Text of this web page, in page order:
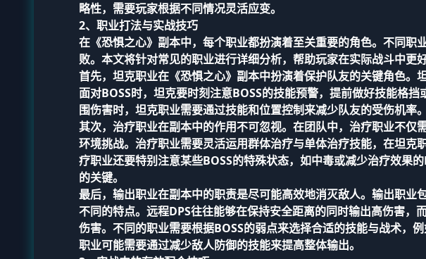
略性，需要玩家根据不同情况灵活应变。
2、职业打法与实战技巧
在《恐惧之心》副本中，每个职业都扮演着至关重要的角色。不同职
败。本文将针对常见的职业进行详细分析，帮助玩家在实际战斗中更
首先，坦克职业在《恐惧之心》副本中扮演着保护队友的关键角色。
面对BOSS时，坦克要时刻注意BOSS的技能预警，提前做好技能格
围伤害时，坦克职业需要通过技能和位置控制来减少队友的受伤机率。
其次，治疗职业在副本中的作用不可忽视。在团队中，治疗职业不仅
环境挑战。治疗职业需要灵活运用群体治疗与单体治疗技能，在坦克
疗职业还要特别注意某些BOSS的特殊状态，如中毒或减少治疗效果
的关键。
最后，输出职业在副本中的职责是尽可能高效地消灭敌人。输出职业
不同的特点。远程DPS往往能够在保持安全距离的同时输出高伤害，
伤害。不同的职业需要根据BOSS的弱点来选择合适的技能与战术，
职业可能需要通过减少敌人防御的技能来提高整体输出。